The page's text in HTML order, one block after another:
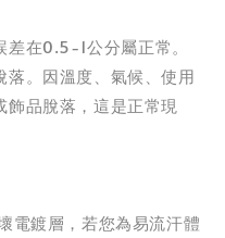
在0.5-1公分屬正常。
落。因溫度、氣候、使用
品脫落，這是正常現
電鍍層，若您為易流汗體